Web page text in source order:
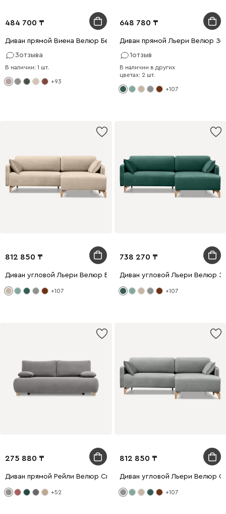
484 700
Диван прямой Виена Велюр Бежевый
3отзыва
В наличии: 1 шт.
+93
648 780
Диван прямой Льери Велюр
1отзыв
В наличии в других
цветах: 2 шт.
+107
812 850
Диван угловой Льери Велюр Бежевый
+107
738 270
Диван угловой Льери Велюр
+107
275 880
Диван прямой Рейли Велюр Светло-серый
+52
812 850
Диван угловой Льери Велюр
+107